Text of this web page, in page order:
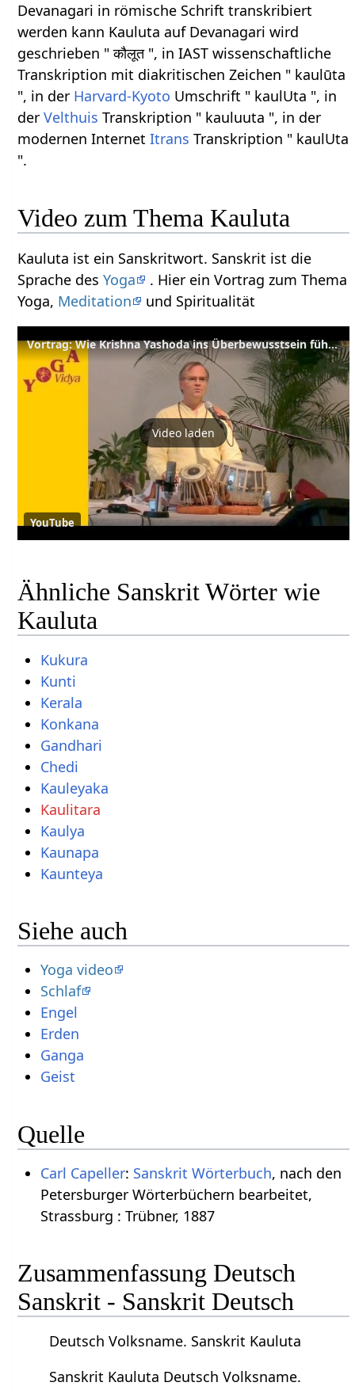
Devanagari in römische Schrift transkribiert
werden kann Kauluta auf Devanagari wird
geschrieben " कौलूत ", in IAST wissenschaftliche
Transkription mit diakritischen Zeichen " kaulūta
", in der Harvard-Kyoto Umschrift " kaulUta ", in
derVelthuis Transkription " kauluuta ", in der
modernen InternetItrans Transkription " kaulUta
".
Video zum Thema Kauluta
Kauluta ist ein Sanskritwort. Sanskrit ist die
Sprache desYoga
. Hier ein Vortrag zum Thema
Yoga, Meditation und Spiritualität
Vortrag: Wie Krishna Yashoda ins Überbewusstsein führte - von Sukadev
Video laden
YouTube
Ähnliche Sanskrit Wörter wie
Kauluta
Kukura
Kunti
Kerala
Konkana
Gandhari
Chedi
Kauleyaka
Kaulitara
Kaulya
Kaunapa
Kaunteya
Siehe auch
Yoga video
Schlaf
Engel
Erden
Ganga
Geist
Quelle
Carl Capeller: Sanskrit Wörterbuch, nach den
Petersburger Wörterbüchern bearbeitet,
Strassburg : Trübner, 1887
Zusammenfassung Deutsch
Sanskrit - Sanskrit Deutsch
Deutsch Volksname. Sanskrit Kauluta
Sanskrit Kauluta Deutsch Volksname.